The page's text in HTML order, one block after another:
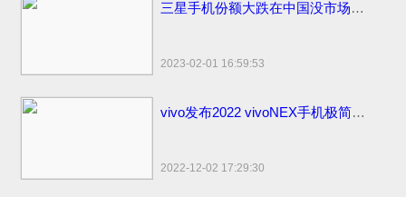
三星手机份额大跌在中国没市场了！国内市场占有率仅剩1%国外比苹果销量高
2023-02-01 16:59:53
vivo发布2022 vivoNEX手机极简易浏览器下载：简洁流畅无广告！
2022-12-02 17:29:30